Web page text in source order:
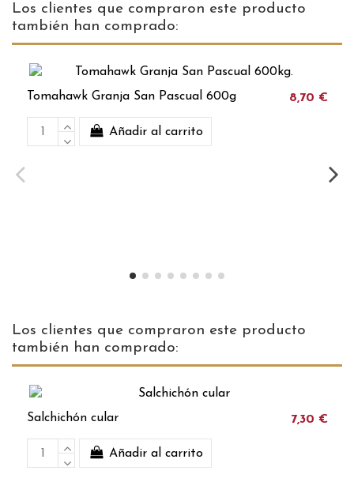
Los clientes que compraron este producto
también han comprado:
Tomahawk Granja San Pascual 600g 8,70 €
Añadir al carrito
Los clientes que compraron este producto
también han comprado:
Salchichón cular 7,30 €
Añadir al carrito